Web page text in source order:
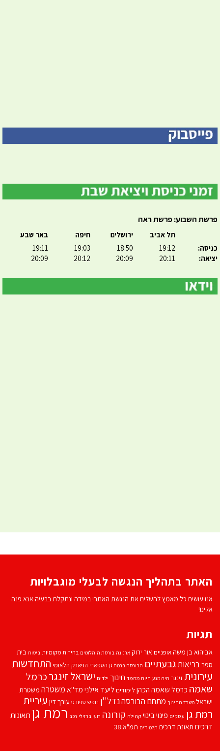
פרשת השבוע: פרשת ראה
כניסה:
יציאה:
תל אביב
19:12
20:11
ירושלים
18:50
20:09
חיפה
19:03
20:12
באר שבע
19:11
20:09
האתר בתהליך הנגשה לבעלי מוגבלויות
אנו עושים כל מאמץ להשלים את הנגשת האתר! במידה ונתקלת בבעיה אנא פנה
אלינו!
תגיות
אביהוא בן משהאופניים אור ירוק ארנונה בורסת היהלומים בחירות מקומיות ביטוח בית
ספרבריאותגבעתיים הבורסה ברמת גן הספארי הפארק הלאומי התחדשות
עירוניתזינגר חיה מנע חיות מחמד חינוך ילדים ישראל זינגרכרמל
שאמה כרמל שאמה הכהן לימודים ליעד אילנימד''אמשטרה משטרת
ישראל משרד החינוך מתחם הבורסהנדל''ן נופש ספורט עורך דין עיריית
רמת גן עסקים פינוי בינוי קהילה קורונה רועי ברזילי רכב רמת גן תאונות
דרכים תאונת דרכים תלמידים תמ"א 38